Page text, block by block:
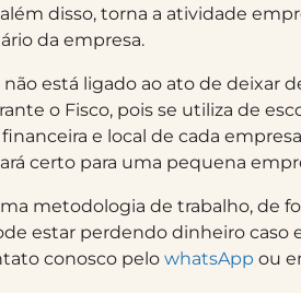
disso, torna a atividade
da empresa.
está ligado ao ato de deixar
o Fisco, pois se utiliza de
e local de cada
certo para uma pequena
metodologia de trabalho, de
estar perdendo dinheiro
conosco pelo whatsApp ou